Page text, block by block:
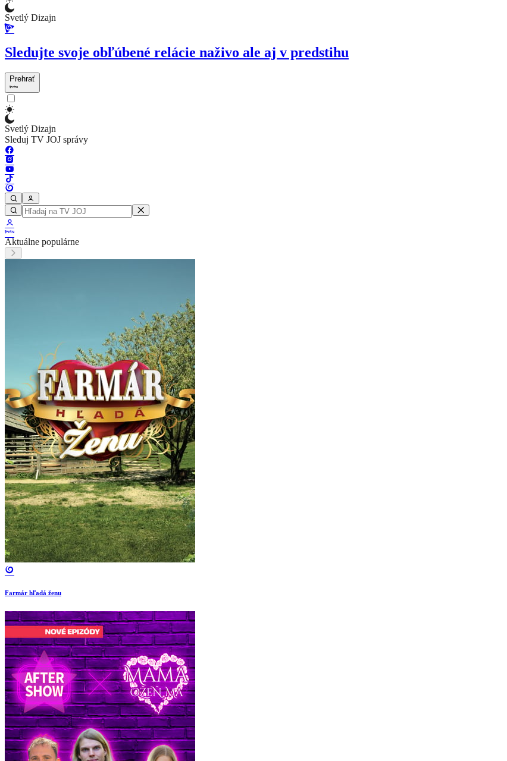
Svetlý Dizajn
Sledujte svoje obľúbené relácie naživo ale aj v predstihu
Prehrať
Svetlý Dizajn
Sleduj TV JOJ správy
Aktuálne populárne
Farmár hľadá ženu